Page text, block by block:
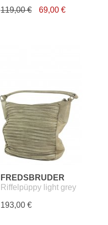
119,00 € 69,00 €
FREDSBRUDER
Riffelpüppy light grey
193,00 €